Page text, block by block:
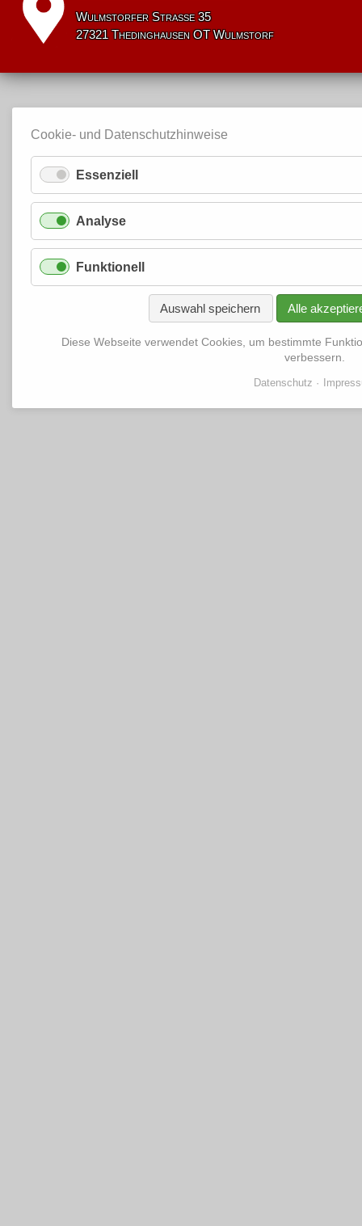
Wulmstorfer Straße 35
27321 Thedinghausen OT Wulmstorf
Cookie- und Datenschutzhinweise
Essenziell
Analyse
Funktionell
Auswahl speichern Alle
Diese Webseite verwendet Cookies, um bestimmte
verbessern.
Datenschutz